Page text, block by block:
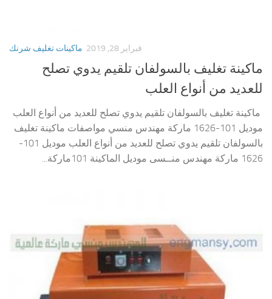
ماكينات تغليف شرنك فبراير 28, 2019
ماكينة تغليف بالسولفان تلقيم يدوي تصلح
للعديد من أنواع العلب
ماكينة تغليف بالسولفان تلقيم يدوي تصلح للعديد من أنواع العلب
موديل 101-1626 ماركة مهندس منسي مواصفات ماكينة تغليف
بالسولفان تلقيم يدوي تصلح للعديد من أنواع العلب موديل 101-
1626 ماركة مهندس منــسى موديل الماكينة 101ماركة...